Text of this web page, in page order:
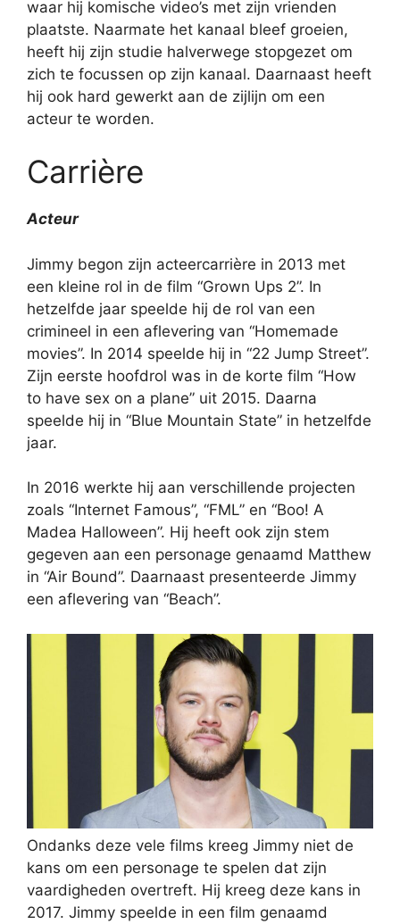
waar hij komische video’s met zijn vrienden
plaatste. Naarmate het kanaal bleef groeien,
heeft hij zijn studie halverwege stopgezet om
zich te focussen op zijn kanaal. Daarnaast heeft
hij ook hard gewerkt aan de zijlijn om een
acteur te worden.
Carrière
Acteur
Jimmy begon zijn acteercarrière in 2013 met
een kleine rol in de film “Grown Ups 2”. In
hetzelfde jaar speelde hij de rol van een
crimineel in een aflevering van “Homemade
movies”. In 2014 speelde hij in “22 Jump Street”.
Zijn eerste hoofdrol was in de korte film “How
to have sex on a plane” uit 2015. Daarna
speelde hij in “Blue Mountain State” in hetzelfde
jaar.
In 2016 werkte hij aan verschillende projecten
zoals “Internet Famous”, “FML” en “Boo! A
Madea Halloween”. Hij heeft ook zijn stem
gegeven aan een personage genaamd Matthew
in “Air Bound”. Daarnaast presenteerde Jimmy
een aflevering van “Beach”.
Ondanks deze vele films kreeg Jimmy niet de
kans om een personage te spelen dat zijn
vaardigheden overtreft. Hij kreeg deze kans in
2017. Jimmy speelde in een film genaamd